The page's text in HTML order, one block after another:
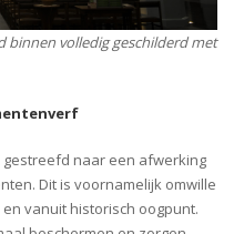
binnen volledig geschilderd met
naar een afwerking
Dit is voornamelijk omwille
vanuit historisch oogpunt.